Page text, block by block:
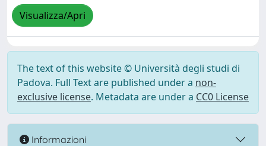
Visualizza/Apri
The text of this website © Università degli studi di
Padova. Full Text are published under a non-
exclusive license. Metadata are under a CC0 License
Informazioni